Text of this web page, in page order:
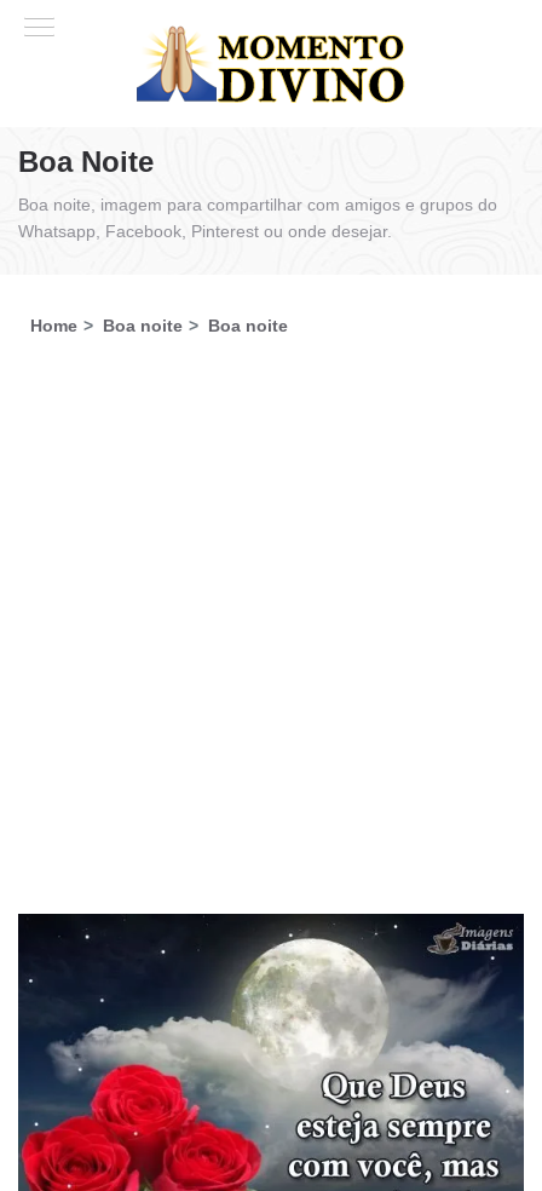
Boa Noite
Boa noite, imagem para compartilhar com amigos e grupos do
Whatsapp, Facebook, Pinterest ou onde desejar.
Home Boa noite Boa noite